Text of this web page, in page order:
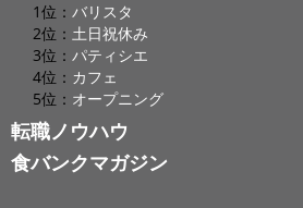
1位： バリスタ
2位： 土日祝休み
3位： パティシエ
4位： カフェ
5位： オープニング
転職ノウハウ
食バンクマガジン